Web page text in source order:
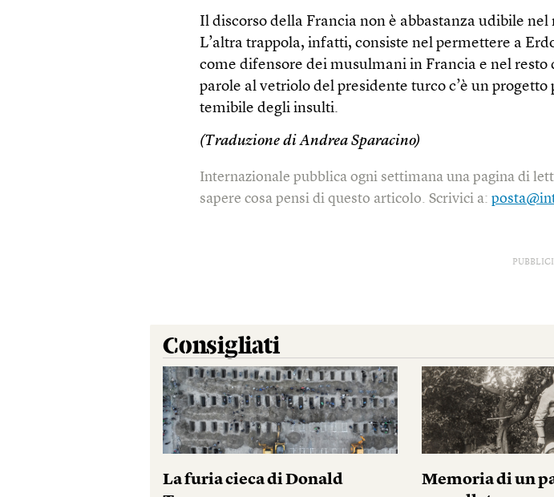
Il discorso della Francia non è abbastanza udibile
L’altra trappola, infatti, consiste nel permettere a
come difensore dei musulmani in Francia e nel resto
parole al vetriolo del presidente turco c’è un progetto
temibile degli insulti.
(Traduzione di Andrea Sparacino)
Internazionale pubblica ogni settimana una pagina di
sapere cosa pensi di questo articolo. Scrivici a:
Consigliati
La furia cieca di Donald
Memoria di un